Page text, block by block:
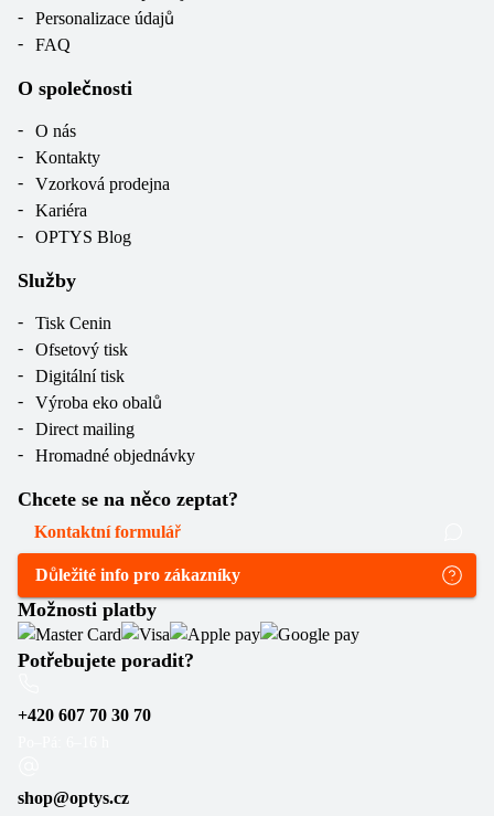
Personalizace údajů
FAQ
O společnosti
O nás
Kontakty
Vzorková prodejna
Kariéra
OPTYS Blog
Služby
Tisk Cenin
Ofsetový tisk
Digitální tisk
Výroba eko obalů
Direct mailing
Hromadné objednávky
Chcete se na něco zeptat?
Kontaktní formulář
Důležité info pro zákazníky
Možnosti platby
Potřebujete poradit?
+420 607 70 30 70
shop@optys.cz